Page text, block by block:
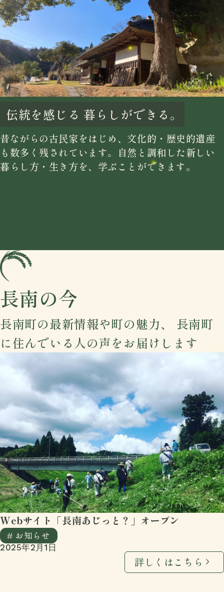
伝統を感じる 暮らしができる。
昔ながらの古民家をはじめ、文化的・歴史的遺産
も数多く残されています。自然と調和した新しい
暮らし方・生き方を、学ぶことができます。
長南の今
長南町の最新情報や町の魅力、
長南町
に住んでいる人の声をお届けします
Webサイト「長南あじっと？」オープン
# お知らせ
2025年2月1日
詳しくはこちら